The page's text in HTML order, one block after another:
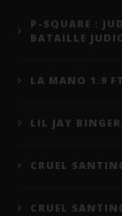
P-SQUARE :
BATAILLE
LA MANO 1.9
LIL JAY
CRUEL
CRUEL